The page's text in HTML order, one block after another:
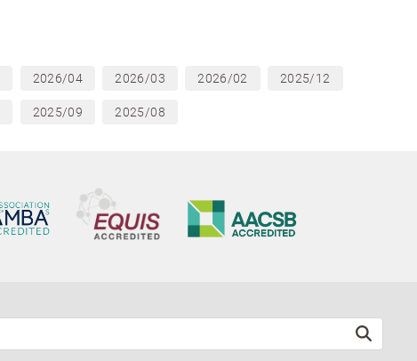
2026/04 2026/03 2026/02 2025/12
2025/09 2025/08